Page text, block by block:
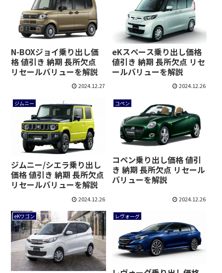
N-BOXジョイ乗り出し価
格 値引き 納期 長所欠点
リセールバリューを解説
2024.12.27
eKスペース乗り出し価格
値引き 納期 長所欠点 リセ
ールバリューを解説
2024.12.26
ジムニー
ジムニー/シエラ乗り出し
価格 値引き 納期 長所欠点
リセールバリューを解説
2024.12.26
コペン
コペン乗り出し価格 値引
き 納期 長所欠点 リセール
バリューを解説
2024.12.26
eKワゴン レヴォーグ